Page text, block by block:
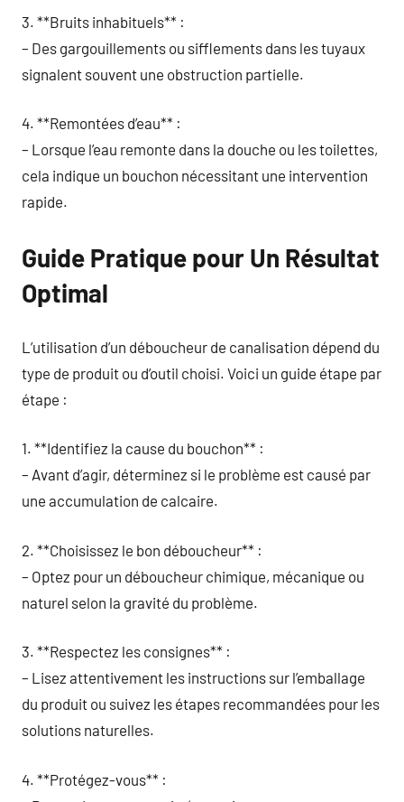
3. **Bruits inhabituels** :
– Des gargouillements ou sifflements dans les tuyaux
signalent souvent une obstruction partielle.
4. **Remontées d’eau** :
– Lorsque l’eau remonte dans la douche ou les toilettes,
cela indique un bouchon nécessitant une intervention
rapide.
Guide Pratique pour Un Résultat
Optimal
L’utilisation d’un déboucheur de canalisation dépend du
type de produit ou d’outil choisi. Voici un guide étape par
étape :
1. **Identifiez la cause du bouchon** :
– Avant d’agir, déterminez si le problème est causé par
une accumulation de calcaire.
2. **Choisissez le bon déboucheur** :
– Optez pour un déboucheur chimique, mécanique ou
naturel selon la gravité du problème.
3. **Respectez les consignes** :
– Lisez attentivement les instructions sur l’emballage
du produit ou suivez les étapes recommandées pour les
solutions naturelles.
4. **Protégez-vous** :